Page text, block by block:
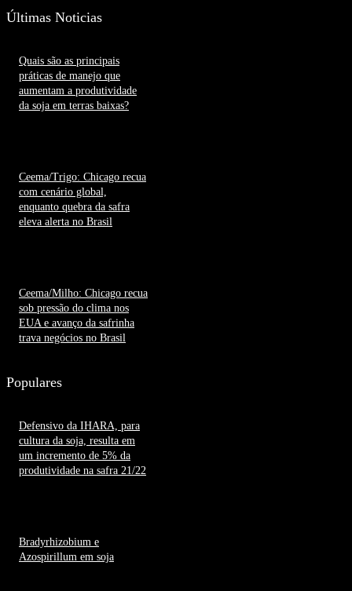
Últimas Noticias
Quais são as principais
práticas de manejo que
aumentam a produtividade
da soja em terras baixas?
Ceema/Trigo: Chicago recua
com cenário global,
enquanto quebra da safra
eleva alerta no Brasil
Ceema/Milho: Chicago recua
sob pressão do clima nos
EUA e avanço da safrinha
trava negócios no Brasil
Populares
Defensivo da IHARA, para
cultura da soja, resulta em
um incremento de 5% da
produtividade na safra 21/22
Bradyrhizobium e
Azospirillum em soja